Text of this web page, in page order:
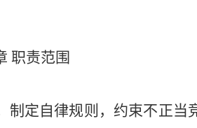
职责范围
制定自律规则，约束不正